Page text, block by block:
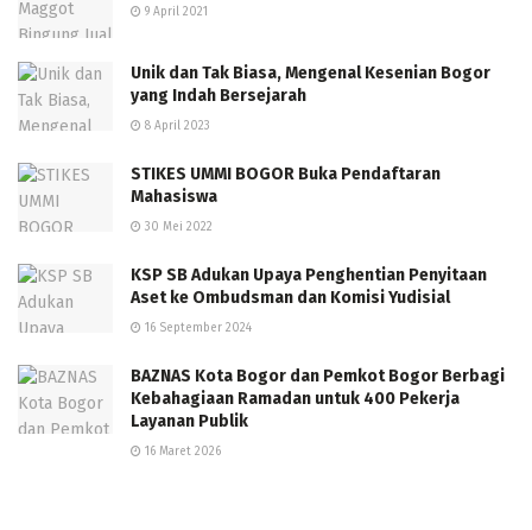
9 April 2021
Unik dan Tak Biasa, Mengenal Kesenian Bogor
yang Indah Bersejarah
8 April 2023
STIKES UMMI BOGOR Buka Pendaftaran
Mahasiswa
30 Mei 2022
KSP SB Adukan Upaya Penghentian Penyitaan
Aset ke Ombudsman dan Komisi Yudisial
16 September 2024
BAZNAS Kota Bogor dan Pemkot Bogor Berbagi
Kebahagiaan Ramadan untuk 400 Pekerja
Layanan Publik
16 Maret 2026